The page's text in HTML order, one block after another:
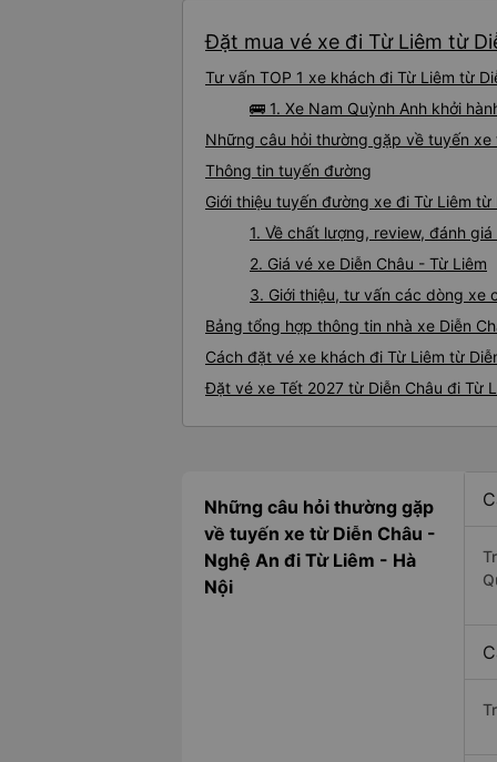
Đặt mua vé xe đi Từ Liêm từ
Tư vấn TOP 1 xe khách đi Từ Liêm từ
🚌 1. Xe Nam Quỳnh Anh khởi
Những câu hỏi thường gặp về tuyến xe
Thông tin tuyến đường
Giới thiệu tuyến đường xe đi Từ Liêm từ
1. Về chất lượng, review, đánh
2. Giá vé xe Diễn Châu - Từ Liêm
3. Giới thiệu, tư vấn các dòng xe
Bảng tổng hợp thông tin nhà xe Diễn
Cách đặt vé xe khách đi Từ Liêm từ
Đặt vé xe Tết 2027 từ Diễn Châu đi Từ
Những câu hỏi thường gặp
về tuyến xe từ Diễn Châu -
Nghệ An đi Từ Liêm - Hà
Nội